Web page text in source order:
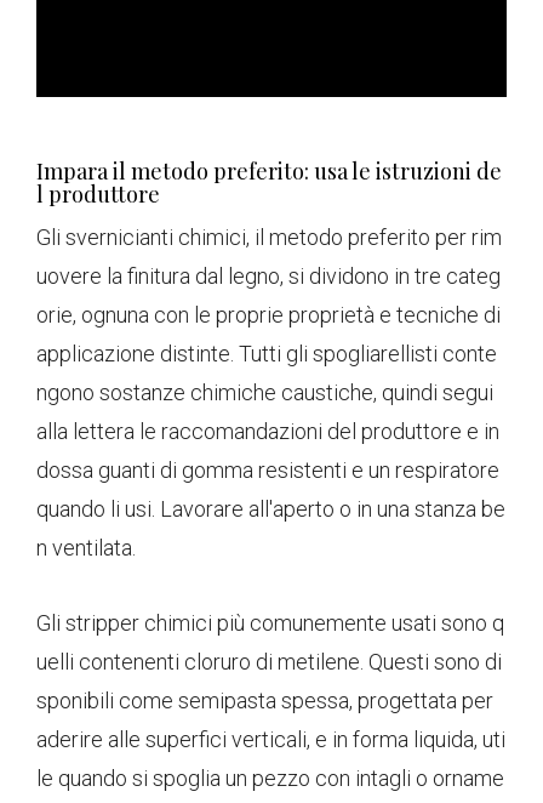
Impara il metodo preferito: usa le istruzioni de
l produttore
Gli svernicianti chimici, il metodo preferito per rim
uovere la finitura dal legno, si dividono in tre categ
orie, ognuna con le proprie proprietà e tecniche di
applicazione distinte. Tutti gli spogliarellisti conte
ngono sostanze chimiche caustiche, quindi segui
alla lettera le raccomandazioni del produttore e in
dossa guanti di gomma resistenti e un respiratore
quando li usi. Lavorare all'aperto o in una stanza be
n ventilata.
Gli stripper chimici più comunemente usati sono q
uelli contenenti cloruro di metilene. Questi sono di
sponibili come semipasta spessa, progettata per
aderire alle superfici verticali, e in forma liquida, uti
le quando si spoglia un pezzo con intagli o orname